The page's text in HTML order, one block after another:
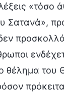
«τόσο
Σατανά»,
θέλημα του